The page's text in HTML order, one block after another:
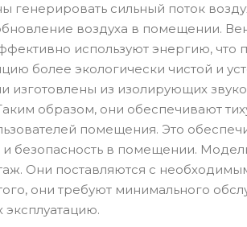
генерировать сильный поток
воздуха в помещении.
используют энергию, что
более экологически чистой и
изготовлены из изолирующих
образом, они обеспечивают
помещения. Это
и безопасность в помещении.
Они поставляются с
они требуют минимального
эксплуатацию.